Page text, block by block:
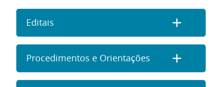
Editais
Procedimentos e Orientações